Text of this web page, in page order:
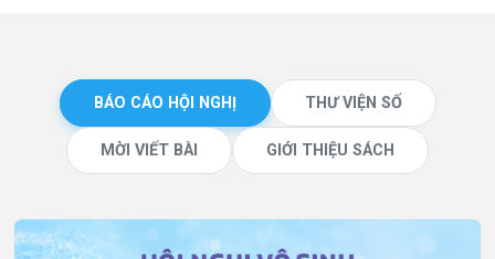
BÁO CÁO HỘI NGHỊ THƯ VIỆN SỐ
MỜI VIẾT BÀI GIỚI THIỆU SÁCH